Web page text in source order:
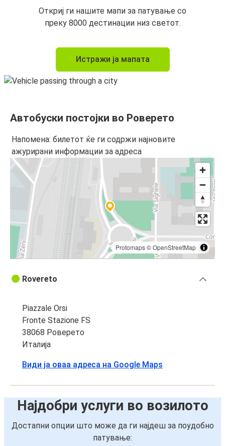
Откриј ги нашите мапи за патување со
преку 8000 дестинации низ светот.
Истражи ја мапата
Автобуски постојки во Роверето
Напомена: билетот ќе ги содржи најновите
ажурирани информации за адреса
Protomaps©OpenStreetMap
Rovereto
Piazzale Orsi
Fronte Stazione FS
38068 Роверето
Италија
Види ја оваа адреса на Google Maps
Најдобри услуги во возилото
Достапни опции што може да ги најдеш за поудобно
патување: